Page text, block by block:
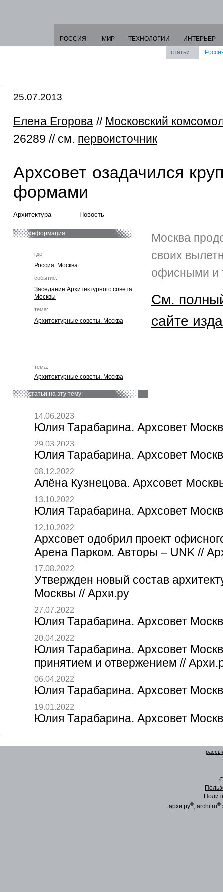
РОССИЯ МИР ТЕХНОЛОГИИ
ИНТЕРЬЕР
статьи
25.07.2013
Елена Егорова // Московский
26289 // см. первоисточник
Архсовет озадачился
формами
Архитектура Новость
информация:
где:
Россия. Москва
событие:
Заседание Архитектурного совета
Москвы
тема:
Архитектурные советы. Москва
Москва
своих
офисными и
См.
сайте
тема:
Архитектурные советы. Москва
статьи на эту тему:
14.06.2023
Юлия Тарабарина. Архсовет
29.03.2023
Юлия Тарабарина. Архсовет
08.12.2022
Алёна Кузнецова. Архсовет
13.10.2022
Юлия Тарабарина. Архсовет
12.10.2022
Архсовет одобрил проект
Арена Парком. Авторы – UNK //
17.08.2022
Утвержден новый состав
Москвы // Архи.ру
27.07.2022
Юлия Тарабарина. Архсовет
20.04.2022
Юлия Тарабарина. Архсовет
принятием и отвержением //
06.04.2022
Юлия Тарабарина. Архсовет
19.01.2022
Юлия Тарабарина. Архсовет
архи.ру®, archi.ru®